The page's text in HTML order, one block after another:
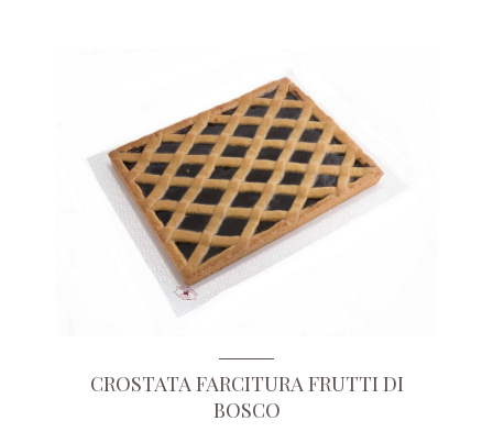
CROSTATA FARCITURA FRUTTI DI
BOSCO